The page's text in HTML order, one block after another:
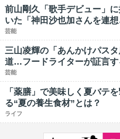
前山剛久「歌手デビュー」
いた「神田沙也加さんを連想
芸能
三山凌輝の「あんかけパス
道…フードライターが証言す
芸能
「薬膳」で美味しく夏バテ
る“夏の養生食材”とは？
ライフ